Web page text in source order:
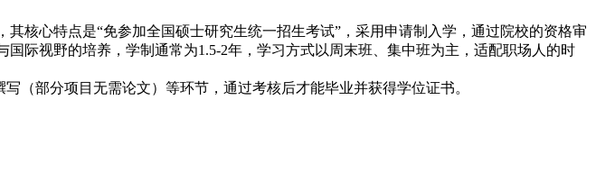
核心特点是“免参加全国硕士研究生统一招生考试”，采用申请制入学，通过院校的资格审
际视野的培养，学制通常为1.5-2年，学习方式以周末班、集中班为主，适配职场人的时
（部分项目无需论文）等环节，通过考核后才能毕业并获得学位证书。